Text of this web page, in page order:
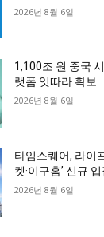
2026년 8월 6일
1,100조 원 중국
랫폼 잇따라 확보
2026년 8월 6일
타임스퀘어, 라이
켓·이구홈’ 신규 입
2026년 8월 6일